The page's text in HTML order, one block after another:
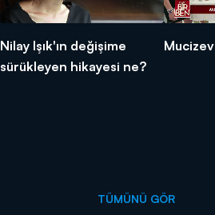
Nilay Işık'ın değişime
sürükleyen hikayesi ne?
TÜMÜNÜ GÖR